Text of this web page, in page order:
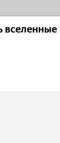
вселенные